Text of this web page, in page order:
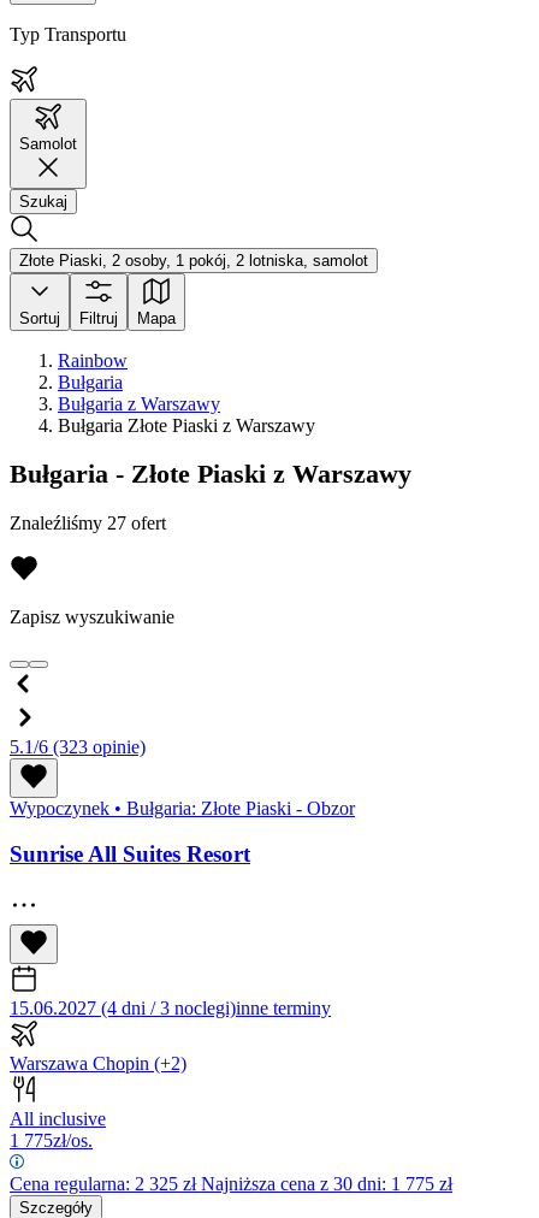
Typ Transportu
Samolot
Szukaj
Złote Piaski, 2 osoby, 1 pokój, 2 lotniska, samolot
Sortuj Filtruj Mapa
Rainbow
Bułgaria
Bułgaria z Warszawy
Bułgaria Złote Piaski z Warszawy
Bułgaria - Złote Piaski z Warszawy
Znaleźliśmy 27 ofert
Zapisz wyszukiwanie
5.1/6 (323 opinie)
Wypoczynek • Bułgaria: Złote Piaski - Obzor
Sunrise All Suites Resort
15.06.2027 (4 dni / 3 noclegi)inne terminy
Warszawa Chopin (+2)
All inclusive
1 775zł/os.
Cena regularna: 2 325 złNajniższa cena z 30 dni: 1 775 zł
Szczegóły